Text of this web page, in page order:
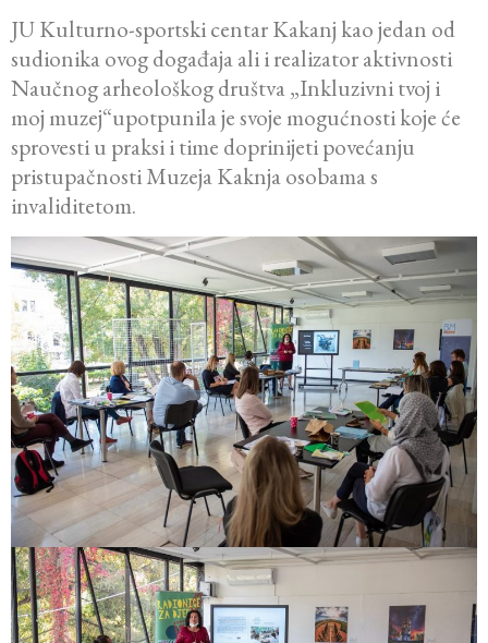
JU Kulturno-sportski centar Kakanj kao jedan od
sudionika ovog događaja ali i realizator aktivnosti
Naučnog arheološkog društva „Inkluzivni tvoj i
moj muzej“upotpunila je svoje mogućnosti koje će
sprovesti u praksi i time doprinijeti povećanju
pristupačnosti Muzeja Kaknja osobama s
invaliditetom.